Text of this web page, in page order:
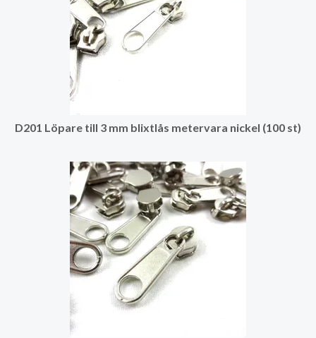
D201 Löpare till 3 mm blixtlås metervara nickel (100 st)